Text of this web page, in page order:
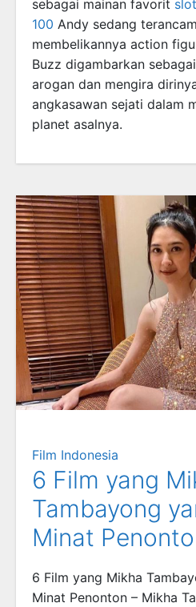
sebagai mainan favorit
100 Andy sedang
membelikannya action
Buzz digambarkan
arogan dan mengira
angkasawan sejati dalam
planet asalnya.
Film Indonesia
6 Film yang
Tambayong
Minat
6 Film yang Mikha
Minat Penonton – Mikha